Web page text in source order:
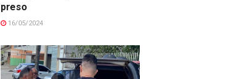
preso
16/05/2024